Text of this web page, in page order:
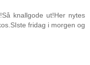
knallgode ut!Her nytes
fridag i morgen og